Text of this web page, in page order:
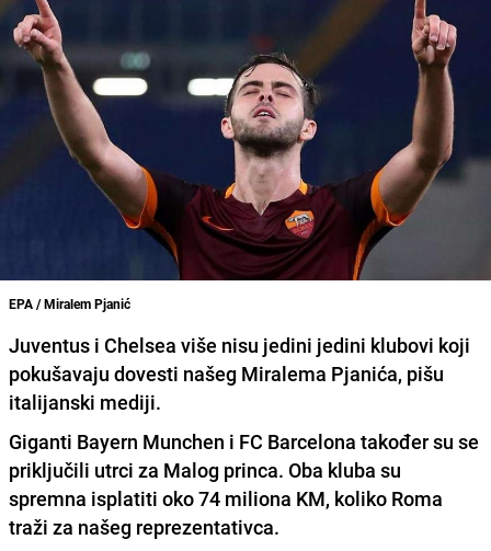
EPA / Miralem Pjanić
Juventus i Chelsea više nisu jedini jedini klubovi koji
pokušavaju dovesti našeg Miralema Pjanića, pišu
italijanski mediji.
Giganti Bayern Munchen i FC Barcelona također su se
priključili utrci za Malog princa. Oba kluba su
spremna isplatiti oko74 miliona KM, koliko Roma
traži za našeg reprezentativca.